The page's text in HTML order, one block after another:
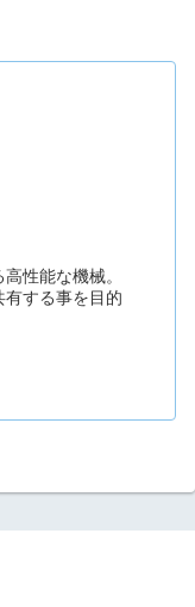
性能な機械。
する事を目的